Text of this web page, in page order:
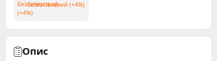
Безготівковий (+4%)
Опис